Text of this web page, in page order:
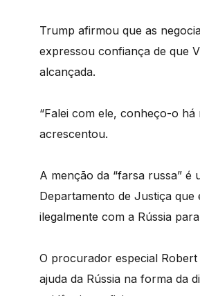
Trump afirmou que as
expressou confiança de que
alcançada.
“Falei com ele, conheço-o há
acrescentou.
A menção da “farsa russa” é
Departamento de Justiça
ilegalmente com a Rússia
O procurador especial
ajuda da Rússia na forma da